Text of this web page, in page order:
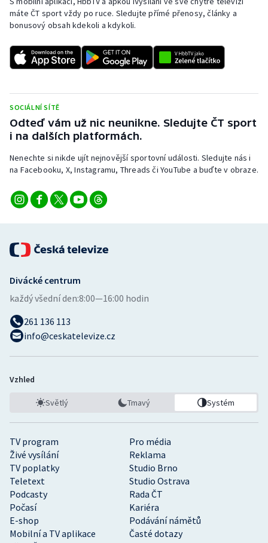
máte ČT sport vždy po ruce. Sledujte přímé přenosy, články a
bonusový obsah kdekoli a kdykoli.
SOCIÁLNÍ SÍTĚ
Odteď vám už nic neunikne. Sledujte ČT sport
i na dalších platformách.
Nenechte si nikde ujít nejnovější sportovní události. Sledujte nás i
na Facebooku, X, Instagramu, Threads či YouTube a buďte v obraze.
TV program
Pro média
Živé vysílání
Reklama
TV poplatky
Studio Brno
Teletext
Studio Ostrava
Podcasty
Rada ČT
Počasí
Kariéra
E-shop
Podávání námětů
Mobilní a TV aplikace
Časté dotazy
Divácké centrum
každý všední den:8:00—16:00 hodin
261 136 113
info@ceskatelevize.cz
Vzhled
Světlý Tmavý Systém